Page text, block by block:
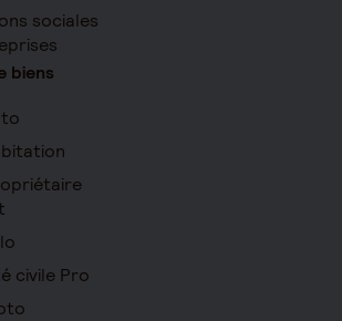
sociales
biens
civile Pro